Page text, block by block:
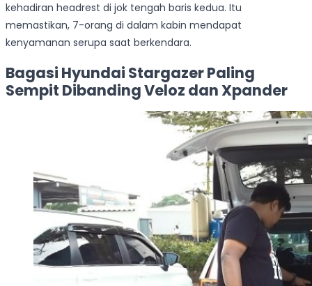
kehadiran headrest di jok tengah baris kedua. Itu
memastikan, 7-orang di dalam kabin mendapat
kenyamanan serupa saat berkendara.
Bagasi Hyundai Stargazer Paling
Sempit Dibanding Veloz dan Xpander